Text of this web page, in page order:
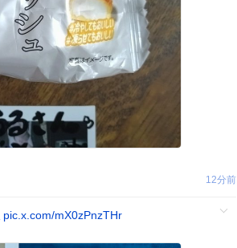
12分前
pic.x.com/mX0zPnzTHr